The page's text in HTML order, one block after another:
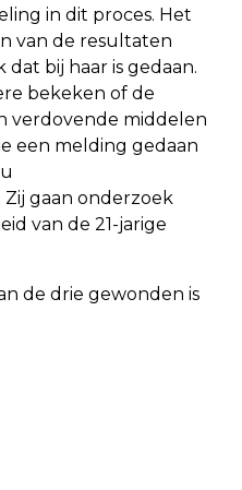
in dit proces. Het
van de resultaten
bij haar is gedaan.
bekeken of de
verdovende middelen
een melding gedaan
Zij gaan onderzoek
van de 21-jarige
de drie gewonden is